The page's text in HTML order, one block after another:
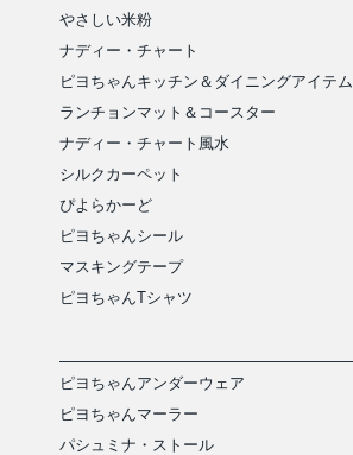
やさしい米粉
ナディー・チャート
ピヨちゃんキッチン＆ダイニングアイテム
ランチョンマット＆コースター
ナディー・チャート風水
シルクカーペット
ぴよらかーど
ピヨちゃんシール
マスキングテープ
ピヨちゃんTシャツ
ピヨちゃんアンダーウェア
ピヨちゃんマーラー
パシュミナ・ストール